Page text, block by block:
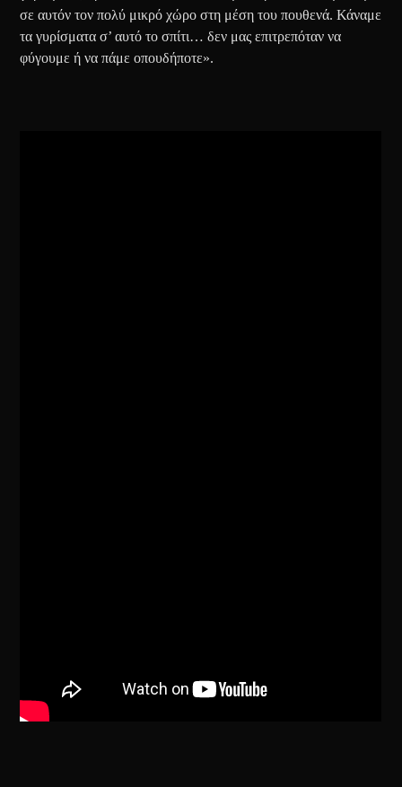
σε αυτόν τον πολύ μικρό χώρο στη μέση του πουθενά. Κάναμε
τα γυρίσματα σ’ αυτό το σπίτι… δεν μας επιτρεπόταν να
φύγουμε ή να πάμε οπουδήποτε».